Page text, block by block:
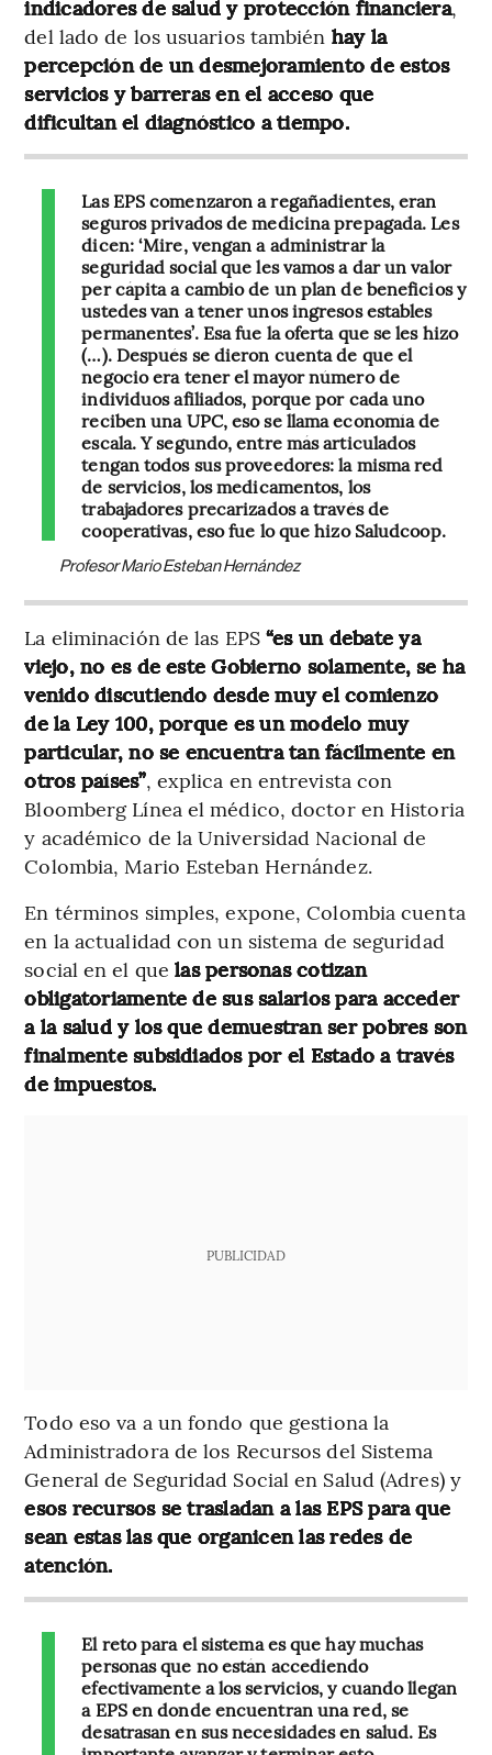
indicadores de salud y protección financiera,
del lado de los usuarios también hay la
percepción de un desmejoramiento de estos
servicios y barreras en el acceso que
dificultan el diagnóstico a tiempo.
Las EPS comenzaron a regañadientes, eran
seguros privados de medicina prepagada. Les
dicen: ‘Mire, vengan a administrar la
seguridad social que les vamos a dar un valor
per cápita a cambio de un plan de beneficios y
ustedes van a tener unos ingresos estables
permanentes’. Esa fue la oferta que se les hizo
(…). Después se dieron cuenta de que el
negocio era tener el mayor número de
individuos afiliados, porque por cada uno
reciben una UPC, eso se llama economía de
escala. Y segundo, entre más articulados
tengan todos sus proveedores: la misma red
de servicios, los medicamentos, los
trabajadores precarizados a través de
cooperativas, eso fue lo que hizo Saludcoop.
Profesor Mario Esteban Hernández
La eliminación de las EPS “es un debate ya
viejo, no es de este Gobierno solamente, se ha
venido discutiendo desde muy el comienzo
de la Ley 100, porque es un modelo muy
particular, no se encuentra tan fácilmente en
otros países”, explica en entrevista con
Bloomberg Línea el médico, doctor en Historia
y académico de la Universidad Nacional de
Colombia, Mario Esteban Hernández.
En términos simples, expone, Colombia cuenta
en la actualidad con un sistema de seguridad
social en el quelas personas cotizan
obligatoriamente de sus salarios para acceder
a la salud y los que demuestran ser pobres son
finalmente subsidiados por el Estado a través
de impuestos.
PUBLICIDAD
Todo eso va a un fondo que gestiona la
Administradora de los Recursos del Sistema
General de Seguridad Social en Salud (Adres) y
esos recursos se trasladan a las EPS para que
sean estas las que organicen las redes de
atención.
El reto para el sistema es que hay muchas
personas que no están accediendo
efectivamente a los servicios, y cuando llegan
a EPS en donde encuentran una red, se
desatrasan en sus necesidades en salud. Es